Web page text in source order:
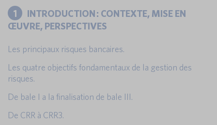
1
INTRODUCTION : CONTEXTE, MISE EN
ŒUVRE, PERSPECTIVES
Les principaux risques bancaires.
Les quatre objectifs fondamentaux de la gestion des
risques.
De bale I a la finalisation de bale III.
De CRR à CRR3.